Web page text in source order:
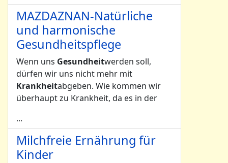
MAZDAZNAN-Natürliche
und harmonische
Gesundheitspflege
Wenn uns Gesundheitwerden soll,
dürfen wir uns nicht mehr mit
Krankheitabgeben. Wie kommen wir
überhaupt zu Krankheit, da es in der
...
Milchfreie Ernährung für
Kinder